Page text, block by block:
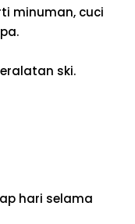
minuman, cuci
ski.
hari selama